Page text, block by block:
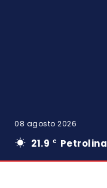
08 agosto 2026
21.9 C Petrolina